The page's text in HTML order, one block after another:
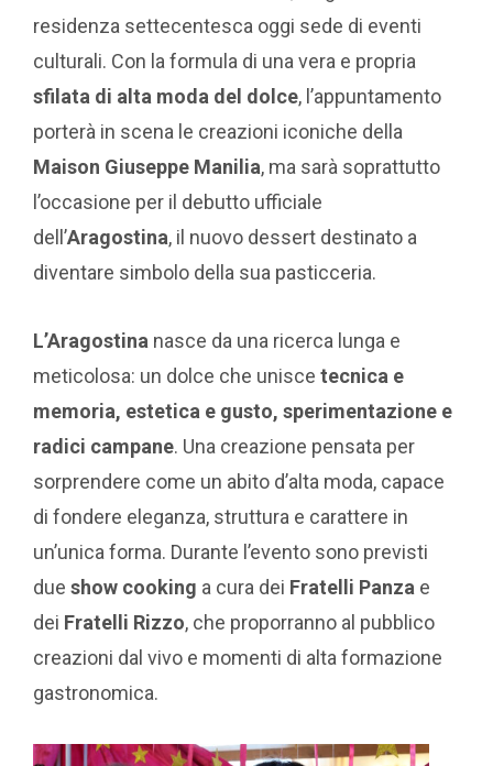
residenza settecentesca oggi sede di eventi
culturali. Con la formula di una vera e propria
sfilata di alta moda del dolce, l’appuntamento
porterà in scena le creazioni iconiche della
Maison Giuseppe Manilia, ma sarà soprattutto
l’occasione per il debutto ufficiale
dell’Aragostina, il nuovo dessert destinato a
diventare simbolo della sua pasticceria.
L’Aragostina nasce da una ricerca lunga e
meticolosa: un dolce che unisce tecnica e
memoria, estetica e gusto, sperimentazione e
radici campane. Una creazione pensata per
sorprendere come un abito d’alta moda, capace
di fondere eleganza, struttura e carattere in
un’unica forma. Durante l’evento sono previsti
due show cooking a cura dei Fratelli Panza e
dei Fratelli Rizzo, che proporranno al pubblico
creazioni dal vivo e momenti di alta formazione
gastronomica.